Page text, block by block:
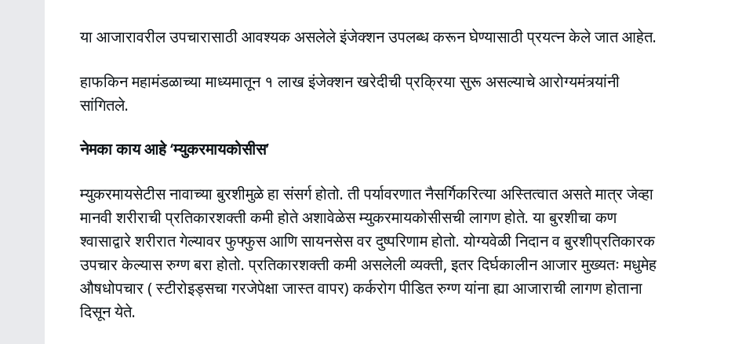
या आजारावरील उपचारासाठी आवश्यक असलेले इंजेक्शन उपलब्ध करून घेण्यासाठी प्रयत्न केले जात आहेत.
हाफकिन महामंडळाच्या माध्यमातून १ लाख इंजेक्शन खरेदीची प्रक्रिया सुरू असल्याचे आरोग्यमंत्र्यांनी
सांगितले.
नेमका काय आहे ‘म्युकरमायकोसीस’
म्युकरमायसेटीस नावाच्या बुरशीमुळे हा संसर्ग होतो. ती पर्यावरणात नैसर्गिकरित्या अस्तित्वात असते मात्र जेव्हा
मानवी शरीराची प्रतिकारशक्ती कमी होते अशावेळेस म्युकरमायकोसीसची लागण होते. या बुरशीचा कण
श्वासाद्वारे शरीरात गेल्यावर फुफ्फुस आणि सायनसेस वर दुष्परिणाम होतो. योग्यवेळी निदान व बुरशीप्रतिकारक
उपचार केल्यास रुग्ण बरा होतो. प्रतिकारशक्ती कमी असलेली व्यक्ती, इतर दिर्घकालीन आजार मुख्यतः मधुमेह
औषधोपचार ( स्टीरोइड्सचा गरजेपेक्षा जास्त वापर) कर्करोग पीडित रुग्ण यांना ह्या आजाराची लागण होताना
दिसून येते.